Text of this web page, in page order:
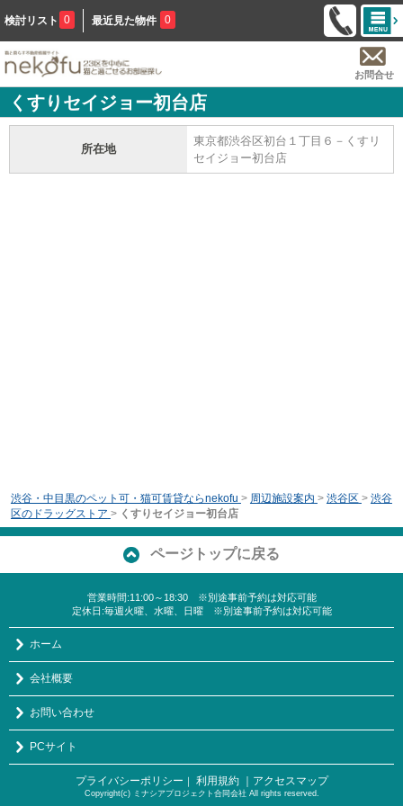
検討リスト 0 最近見た物件 0
お問合せ
くすりセイジョー初台店
所在地
東京都渋谷区初台１丁目６－くすリ
セイジョー初台店
渋谷・中目黒のペット可・猫可賃貸ならnekofu > 周辺施設案内 > 渋谷区 > 渋谷
区のドラッグストア > くすりセイジョー初台店
ページトップに戻る
営業時間:11:00～18:30 ※別途事前予約は対応可能
定休日:毎週火曜、水曜、日曜 ※別途事前予約は対応可能
ホーム
会社概要
お問い合わせ
PCサイト
プライバシーポリシー ｜ 利用規約 ｜アクセスマップ
Copyright(c) ミナシアプロジェクト合同会社 All rights reserved.